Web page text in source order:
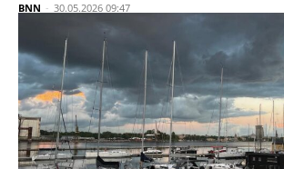
BNN - 30.05.2026 09:47